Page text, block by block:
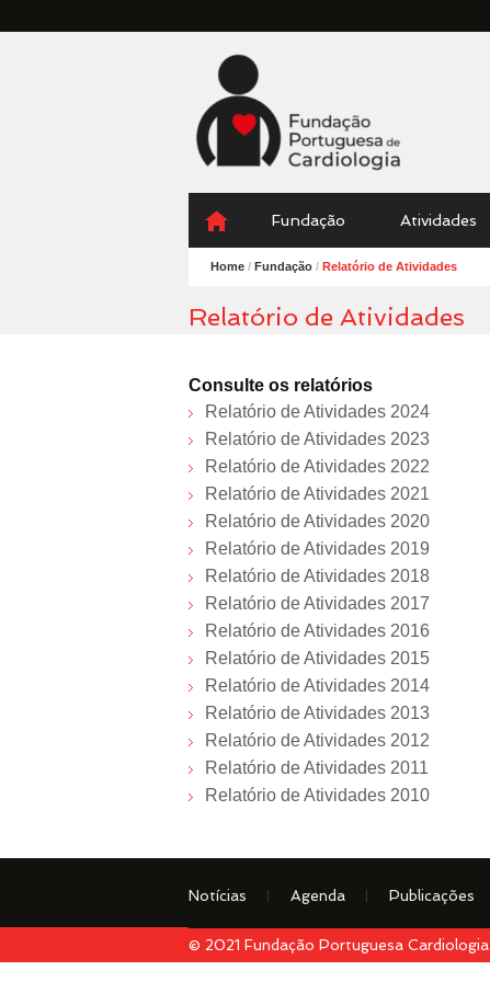
Fundação
Portuguesa
Cardiologia
Menu
content
Fundação Atividades
Home / Fundação / Relatório de Atividades
Relatório de Atividades
Consulte os relatórios
Relatório de Atividades 2024
Relatório de Atividades 2023
Relatório de Atividades 2022
Relatório de Atividades 2021
Relatório de Atividades 2020
Relatório de Atividades 2019
Relatório de Atividades 2018
Relatório de Atividades 2017
Relatório de Atividades 2016
Relatório de Atividades 2015
Relatório de Atividades 2014
Relatório de Atividades 2013
Relatório de Atividades 2012
Relatório de Atividades 2011
Relatório de Atividades 2010
Notícias Agenda Publicações
© 2021 Fundação Portuguesa Cardiologia